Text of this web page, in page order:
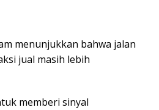
menunjukkan bahwa jalan
jual masih lebih
memberi sinyal